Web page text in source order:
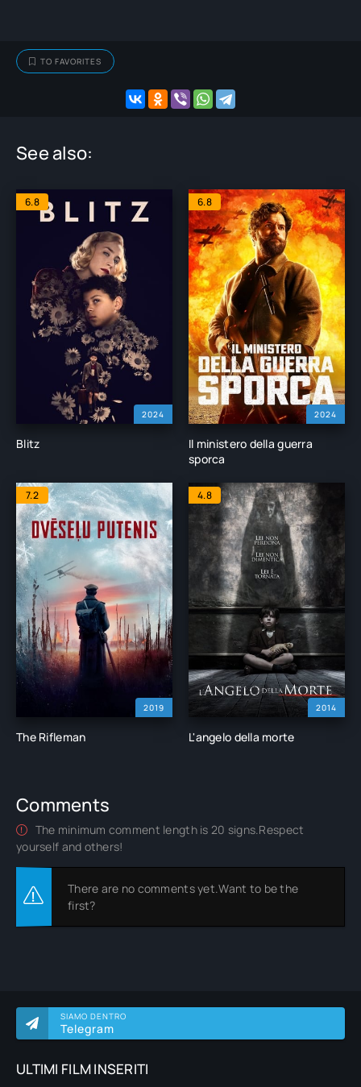
SIAMO DENTRO
Telegram
ULTIMI FILM INSERITI
TO FAVORITES
See also:
2024
6.8
Blitz
2024
6.8
Il ministero della guerra
sporca
2019
7.2
The Rifleman
2014
4.8
L'angelo della morte
Comments
The minimum comment length is 20 signs.Respect
yourself and others!
There are no comments yet.Want to be the
first?